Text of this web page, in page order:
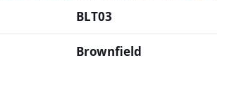
BLT03
Brownfield